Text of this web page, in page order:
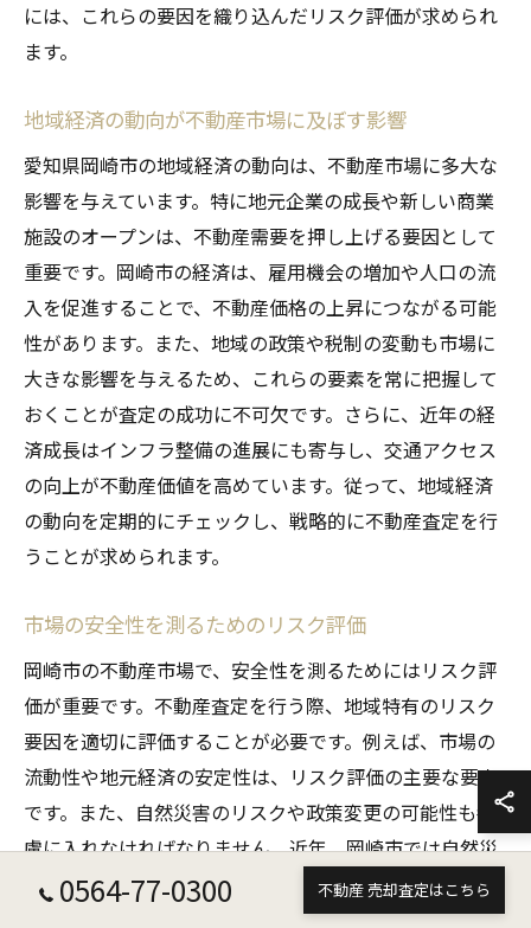
には、これらの要因を織り込んだリスク評価が求められ
ます。
地域経済の動向が不動産市場に及ぼす影響
愛知県岡崎市の地域経済の動向は、不動産市場に多大な
影響を与えています。特に地元企業の成長や新しい商業
施設のオープンは、不動産需要を押し上げる要因として
重要です。岡崎市の経済は、雇用機会の増加や人口の流
入を促進することで、不動産価格の上昇につながる可能
性があります。また、地域の政策や税制の変動も市場に
大きな影響を与えるため、これらの要素を常に把握して
おくことが査定の成功に不可欠です。さらに、近年の経
済成長はインフラ整備の進展にも寄与し、交通アクセス
の向上が不動産価値を高めています。従って、地域経済
の動向を定期的にチェックし、戦略的に不動産査定を行
うことが求められます。
市場の安全性を測るためのリスク評価
岡崎市の不動産市場で、安全性を測るためにはリスク評
価が重要です。不動産査定を行う際、地域特有のリスク
要因を適切に評価することが必要です。例えば、市場の
流動性や地元経済の安定性は、リスク評価の主要な要素
です。また、自然災害のリスクや政策変更の可能性も考
慮に入れなければなりません。近年、岡崎市では自然災
害に対する防災策が進展しており、これが市場の安全性
を高める要因となっています。一方で、金利の変動や金
0564-77-0300 不動産 売却査定はこちら